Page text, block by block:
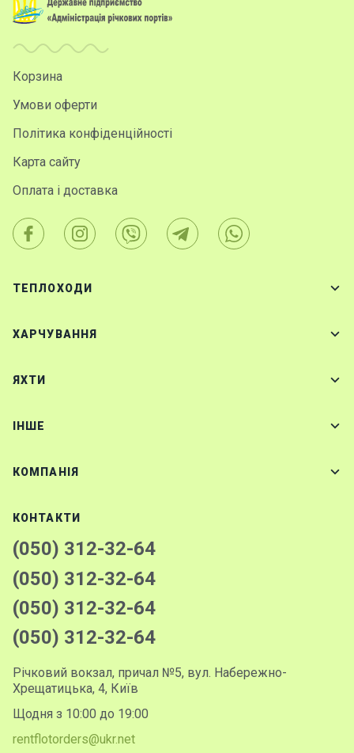
Корзина
Умови оферти
Політика конфіденційності
Карта сайту
Оплата і доставка
ТЕПЛОХОДИ
ХАРЧУВАННЯ
ЯХТИ
IНШЕ
КОМПАНІЯ
КОНТАКТИ
(050) 312-32-64
(050) 312-32-64
(050) 312-32-64
(050) 312-32-64
Річковий вокзал, причал №5, вул. Набережно-
Хрещатицька, 4, Київ
Щодня з 10:00 до 19:00
rentflotorders@ukr.net